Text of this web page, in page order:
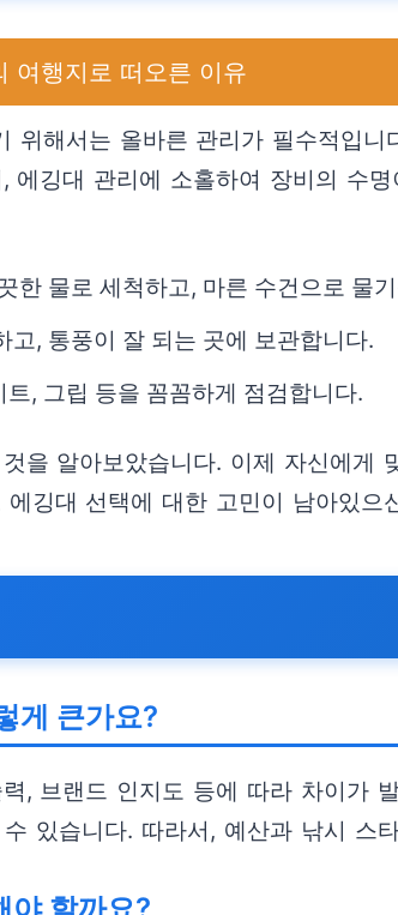
여행지로 떠오른 이유
위해서는 올바른 관리가 필수적입
에깅대 관리에 소홀하여 장비의 수
물로 세척하고, 마른 수건으로 물
, 통풍이 잘 되는 곳에 보관합니다.
, 그립 등을 꼼꼼하게 점검합니다.
을 알아보았습니다. 이제 자신에
깅대 선택에 대한 고민이 남아있으
게 큰가요?
, 브랜드 인지도 등에 따라 차이가
있습니다. 따라서, 예산과 낚시 스